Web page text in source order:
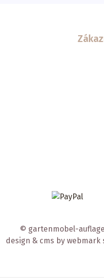
© gartenmobel-
design & cms bywebmark